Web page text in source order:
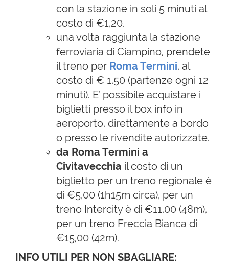
con la stazione in soli 5 minuti al
costo di €1,20.
una volta raggiunta la stazione
ferroviaria di Ciampino, prendete
il treno per Roma Termini, al
costo di € 1,50 (partenze ogni 12
minuti). E’ possibile acquistare i
biglietti presso il box info in
aeroporto, direttamente a bordo
o presso le rivendite autorizzate.
da Roma Termini a
Civitavecchia il costo di un
biglietto per un treno regionale è
di €5,00 (1h15m circa), per un
treno Intercity è di €11,00 (48m),
per un treno Freccia Bianca di
€15,00 (42m).
INFO UTILI PER NON SBAGLIARE: